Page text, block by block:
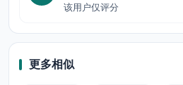
该用户仅评分
更多相似